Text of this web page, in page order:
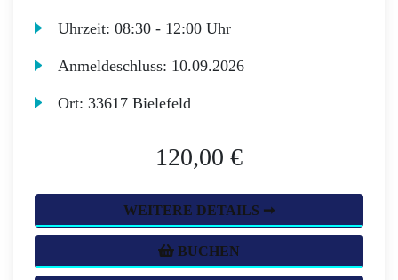
Uhrzeit:08:30 - 12:00 Uhr
Anmeldeschluss: 10.09.2026
Ort:33617 Bielefeld
120,00 €
WEITERE DETAILS ➞
BUCHEN